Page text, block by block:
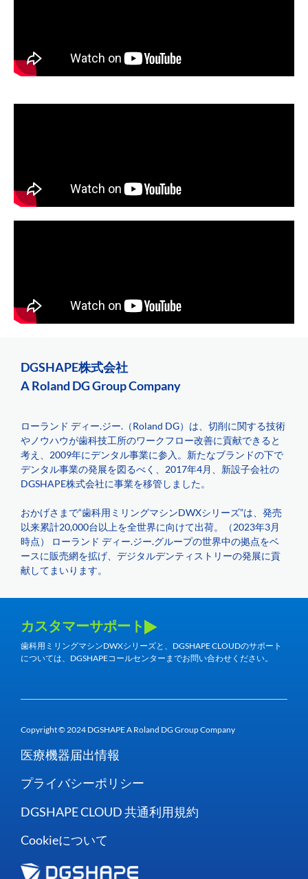
DGSHAPE株式会社
A Roland DG Group Company
ローランド ディー.ジー.（Roland DG）は、切削に関する技術
やノウハウが歯科技工所のワークフロー改善に貢献できると
考え、2009年にデンタル事業に参入。新たなブランドの下で
デンタル事業の発展を図るべく、2017年4月、新設子会社の
DGSHAPE株式会社に事業を移管しました。
おかげさまで“歯科用ミリングマシンDWXシリーズ”は、発売
以来累計20,000台以上を全世界に向けて出荷。（2023年3月
時点） ローランド ディー.ジー.グループの世界中の拠点をベ
ースに販売網を拡げ、デジタルデンティストリーの発展に貢
献してまいります。
カスタマーサポート
歯科用ミリングマシンDWXシリーズと、DGSHAPE CLOUDのサポート
については、DGSHAPEコールセンターまでお問い合わせください。
Copyright © 2024 DGSHAPE A Roland DG Group Company
医療機器届出情報
プライバシーポリシー
DGSHAPE CLOUD 共通利用規約
Cookieについて